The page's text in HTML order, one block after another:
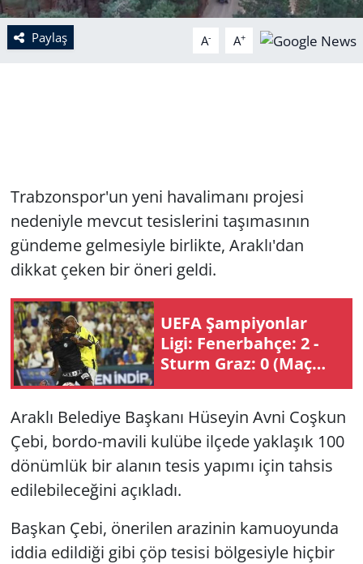
Paylaş A- A+
Trabzonspor'un yeni havalimanı projesi
nedeniyle mevcut tesislerini taşımasının
gündeme gelmesiyle birlikte, Araklı'dan
dikkat çeken bir öneri geldi.
UEFA Şampiyonlar
Ligi: Fenerbahçe: 2 -
Sturm Graz: 0 (Maç
sonucu)
Araklı Belediye Başkanı Hüseyin Avni Coşkun
Çebi, bordo-mavili kulübe ilçede yaklaşık 100
dönümlük bir alanın tesis yapımı için tahsis
edilebileceğini açıkladı.
Başkan Çebi, önerilen arazinin kamuoyunda
iddia edildiği gibi çöp tesisi bölgesiyle hiçbir